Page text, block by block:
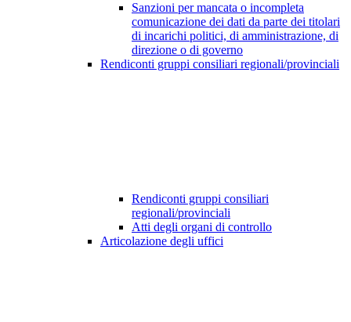
Sanzioni per mancata o incompleta
comunicazione dei dati da parte dei titolari
di incarichi politici, di amministrazione, di
direzione o di governo
Rendiconti gruppi consiliari regionali/provinciali
Rendiconti gruppi consiliari
regionali/provinciali
Atti degli organi di controllo
Articolazione degli uffici